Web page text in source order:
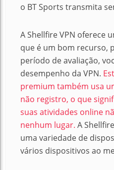
o BT Sports transmita
A Shellfire VPN oferece
que é um bom recurso,
período de avaliação,
desempenho da VPN.
premium também usa
não registro, o que
suas atividades online
nenhum lugar. A
uma variedade de
vários dispositivos ao